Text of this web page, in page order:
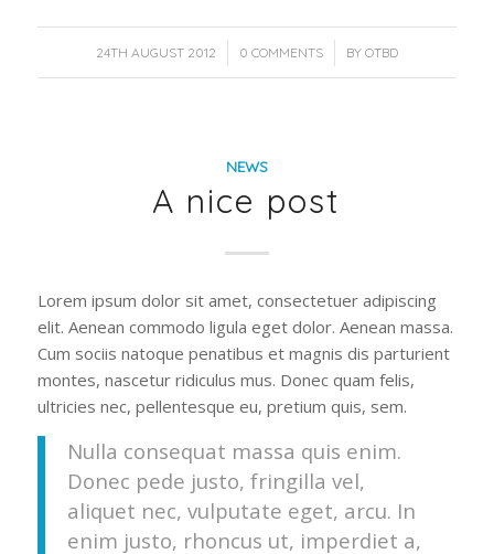
24TH AUGUST 2012
/ 0 COMMENTS
/ BY OTBD
NEWS
A nice post
Lorem ipsum dolor sit amet, consectetuer adipiscing
elit. Aenean commodo ligula eget dolor. Aenean massa.
Cum sociis natoque penatibus et magnis dis parturient
montes, nascetur ridiculus mus. Donec quam felis,
ultricies nec, pellentesque eu, pretium quis, sem.
Nulla consequat massa quis enim.
Donec pede justo, fringilla vel,
aliquet nec, vulputate eget, arcu. In
enim justo, rhoncus ut, imperdiet a,